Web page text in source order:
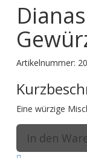
Dianas
Artikelnummer:
Eine würzige